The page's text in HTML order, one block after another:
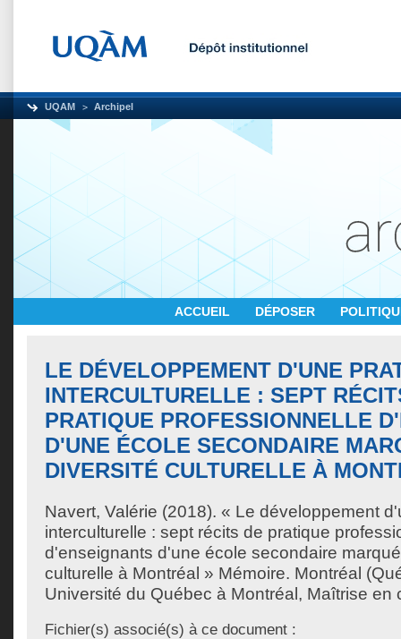
UQAM Archipel
ACCUEIL DÉPOSER
LE DÉVELOPPEMENT D'UNE
INTERCULTURELLE : SEPT
PRATIQUE PROFESSIONNELLE
D'UNE ÉCOLE SECONDAIRE
DIVERSITÉ CULTURELLE À
Navert, Valérie (2018). « Le développement
interculturelle : sept récits de pratique
d'enseignants d'une école secondaire
culturelle à Montréal » Mémoire. Montréal
Université du Québec à Montréal, Maîtrise en
Fichier(s) associé(s) à ce document :